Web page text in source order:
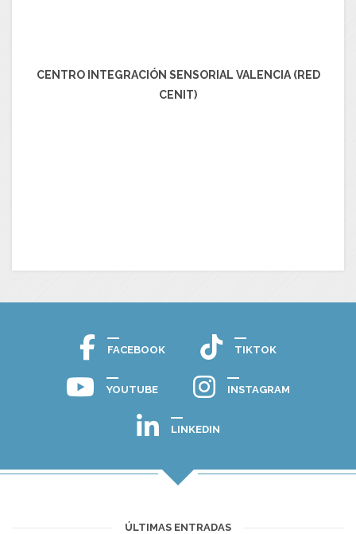
CENTRO INTEGRACIÓN SENSORIAL VALENCIA (RED
CENIT)
FACEBOOK TIKTOK
YOUTUBE INSTAGRAM
LINKEDIN
ÚLTIMAS ENTRADAS